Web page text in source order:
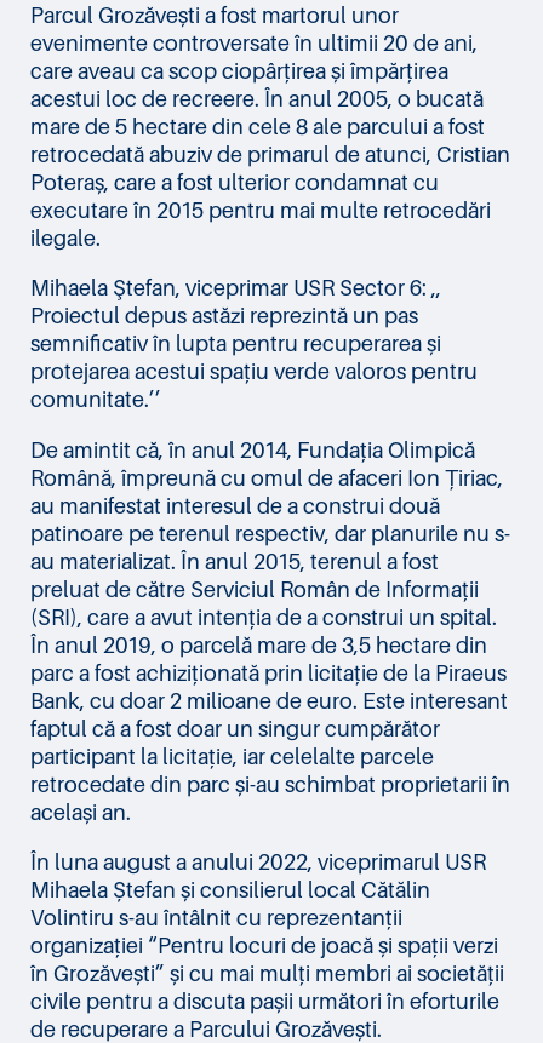
Parcul Grozăvești a fost martorul unor
evenimente controversate în ultimii 20 de ani,
care aveau ca scop ciopârțirea și împărțirea
acestui loc de recreere. În anul 2005, o bucată
mare de 5 hectare din cele 8 ale parcului a fost
retrocedată abuziv de primarul de atunci, Cristian
Poteraș, care a fost ulterior condamnat cu
executare în 2015 pentru mai multe retrocedări
ilegale.
Mihaela Ştefan, viceprimar USR Sector 6: ,,
Proiectul depus astăzi reprezintă un pas
semnificativ în lupta pentru recuperarea și
protejarea acestui spațiu verde valoros pentru
comunitate.’’
De amintit că, în anul 2014, Fundația Olimpică
Română, împreună cu omul de afaceri Ion Țiriac,
au manifestat interesul de a construi două
patinoare pe terenul respectiv, dar planurile nu s-
au materializat. În anul 2015, terenul a fost
preluat de către Serviciul Român de Informații
(SRI), care a avut intenția de a construi un spital.
În anul 2019, o parcelă mare de 3,5 hectare din
parc a fost achiziționată prin licitație de la Piraeus
Bank, cu doar 2 milioane de euro. Este interesant
faptul că a fost doar un singur cumpărător
participant la licitație, iar celelalte parcele
retrocedate din parc și-au schimbat proprietarii în
același an.
În luna august a anului 2022, viceprimarul USR
Mihaela Ștefan și consilierul local Cătălin
Volintiru s-au întâlnit cu reprezentanții
organizației “Pentru locuri de joacă și spații verzi
în Grozăvești” și cu mai mulți membri ai societății
civile pentru a discuta pașii următori în eforturile
de recuperare a Parcului Grozăvești.